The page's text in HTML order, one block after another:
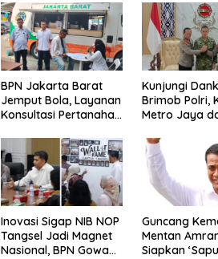
BPN Jakarta Barat
Jemput Bola, Layanan
Konsultasi Pertanahan
Tengah Masyarakat
Kunjungi
Brimob Polri,
Metro Jaya
Perkuat
Polri
Inovasi Sigap NIB NOP
Tangsel Jadi Magnet
Nasional, BPN Gowa
Guncang
Mentan
Siapkan